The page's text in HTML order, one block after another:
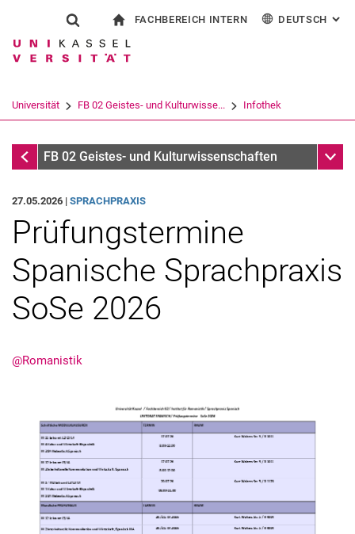
Springe direkt zu: Inhalt
Springe direkt zu: Suche
Springe direkt zu:
Suchformular
Suchbegriff
Suchen (öffnet externen Link in einem
FACHBEREICH INTERN DEUTSCH :
Universität FB 02 Geistes- und Kulturwisse... Infothek
InfothekFB 02 Geistes- und Kulturwissenschaften
27.05.2026 | SPRACHPRAXIS
Prüfungstermine
Spanische Sprachpraxis
SoSe 2026
@Romanistik